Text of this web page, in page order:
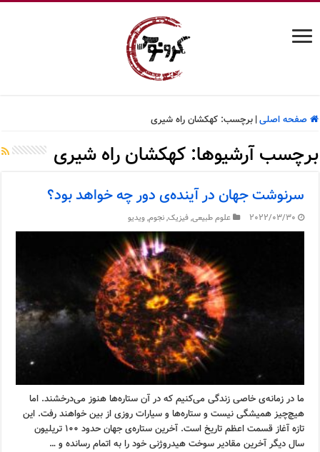
صفحه اصلی| برچسب:کهکشان راه شیری
برچسب آرشیوها:کهکشان راه شیری
سرنوشت جهان در آینده‌ی دور چه خواهد بود؟
2022/03/30 علوم طبیعی,فیزیک,نجوم,ویدیو
ما در زمانه‌ی خاصی زندگی می‌کنیم که در آن ستاره‌ها هنوز می‌درخشند. اما
هیچ‌چیز همیشگی نیست و ستاره‌ها و سیارات روزی از بین خواهند رفت. این
تازه آغاز قسمت اعظم تاریخ است. آخرین ستاره‌ی جهان حدود ۱۰۰ تریلیون
سال دیگر آخرین مقادیر سوخت هیدروژنی خود را به اتمام رسانده و …